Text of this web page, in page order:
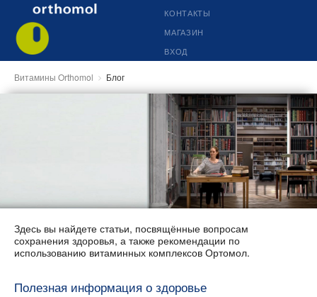
КОНТАКТЫ
МАГАЗИН
ВХОД
Витамины Orthomol Блог
Здесь вы найдете статьи, посвящённые вопросам
сохранения здоровья, а также рекомендации по
использованию витаминных комплексов Ортомол.
Полезная информация о здоровье